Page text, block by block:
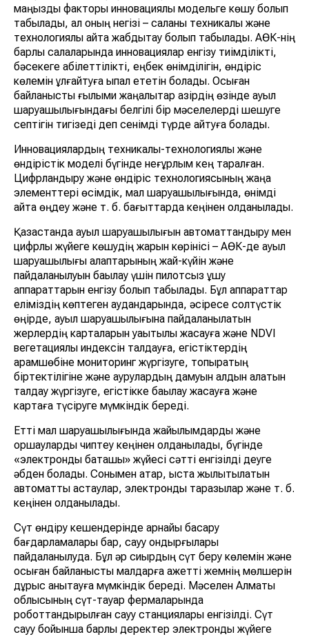
маңызды факторы инновациялық модельге көшу болып
табылады, ал оның негізі – саланы техникалық және
технологиялық қайта жабдықтау болып табылады. АӨК-нің
барлық салаларында инновациялар енгізу тиімділікті,
бәсекеге қабілеттілікті, еңбек өнімділігін, өндіріс
көлемін ұлғайтуға ықпал ететін болады. Осыған
байланысты ғылыми жаңалықтар қазірдің өзінде ауыл
шаруашылығындағы белгілі бір мәселелерді шешуге
септігін тигізеді деп сенімді түрде айтуға болады.
Инновациялардың техникалық-технологиялық және
өндірістік моделі бүгінде неғұрлым кең таралған.
Цифрландыру және өндіріс технологиясының жаңа
элементтері өсімдік, мал шаруашылығында, өнімді
қайта өңдеу және т. б. бағыттарда кеңінен қолданылады.
Қазақстанда ауыл шаруашылығын автоматтандыру мен
цифрлық жүйеге көшудің жарқын көрінісі – АӨК-де ауыл
шаруашылығы алқаптарының жай-күйін және
пайдаланылуын бақылау үшін пилотсыз ұшу
аппараттарын енгізу болып табылады. Бұл аппараттар
еліміздің көптеген аудандарында, әсіресе солтүстік
өңірде, ауыл шаруашылығына пайдаланылатын
жерлердің карталарын уақытылы жасауға және NDVI
вегетациялық индексін талдауға, егістіктердің
арамшөбіне мониторинг жүргізуге, топырақтың
біртектілігіне және аурулардың дамуын алдын алатын
талдау жүргізуге, егістікке бақылау жасауға және
картаға түсіруге мүмкіндік береді.
Етті мал шаруашылығында жайылымдарды және
қоршауларды чиптеу кеңінен қолданылады, бүгінде
«электронды бақташы» жүйесі сәтті енгізілді деуге
әбден болады. Сонымен қатар, қыста жылытылатын
автоматты астаулар, электронды таразылар және т. б.
кеңінен қолданылады.
Сүт өндіру кешендерінде арнайы басқару
бағдарламалары бар, сауу қондырғылары
пайдаланылуда. Бұл әр сиырдың сүт беру көлемін және
осыған байланысты малдарға қажетті жемнің мөлшерін
дұрыс анықтауға мүмкіндік береді. Мәселен Алматы
облысының сүт-тауар фермаларында
роботтандырылған сауу станциялары енгізілді. Сүт
сауу бойынша барлық деректер электрондық жүйеге